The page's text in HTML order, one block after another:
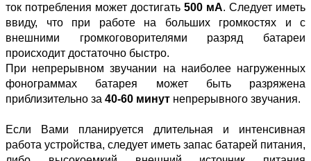
ток потребления может достигать 500 мА. Следует иметь
ввиду, что при работе на больших громкостях и с
внешними громкоговорителями разряд батареи
происходит достаточно быстро.
При непрерывном звучании на наиболее нагруженных
фонограммах батарея может быть разряжена
приблизительно за 40-60 минут непрерывного звучания.
Если Вами планируется длительная и интенсивная
работа устройства, следует иметь запас батарей питания,